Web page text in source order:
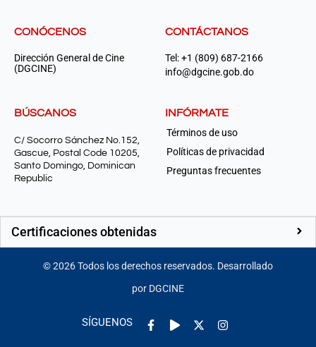
CONÓCENOS
Dirección General de Cine
(DGCINE)
CONTÁCTANOS
Tel: +1 (809) 687-2166
info@dgcine.gob.do
BÚSCANOS
C/ Socorro Sánchez No.152,
Gascue, Postal Code 10205,
Santo Domingo, Dominican
Republic
INFÓRMATE
Términos de uso
Políticas de privacidad
Preguntas frecuentes
Certificaciones obtenidas
©2026Todos los derechos reservados. Desarrollado
por DGCINE
SÍGUENOS
Facebook-
f
Play Instagram